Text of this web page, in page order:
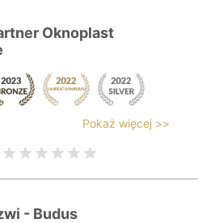
Oknoplast
Pokaż więcej >>
- Budus